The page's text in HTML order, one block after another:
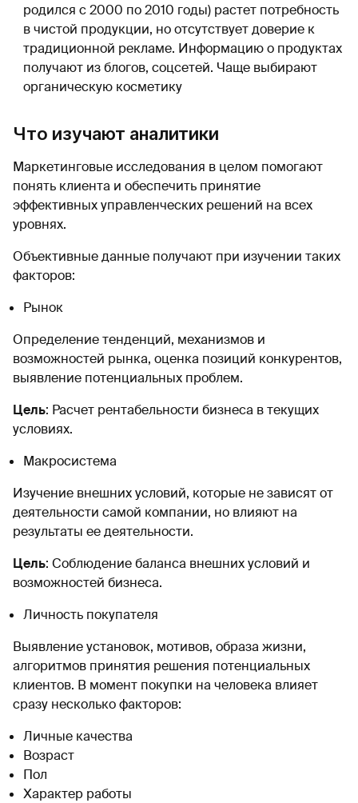
родился с 2000 по 2010 годы) растет потребность
в чистой продукции, но отсутствует доверие к
традиционной рекламе. Информацию о продуктах
получают из блогов, соцсетей. Чаще выбирают
органическую косметику
Что изучают аналитики
Маркетинговые исследования в целом помогают
понять клиента и обеспечить принятие
эффективных управленческих решений на всех
уровнях.
Объективные данные получают при изучении таких
факторов:
Рынок
Определение тенденций, механизмов и
возможностей рынка, оценка позиций конкурентов,
выявление потенциальных проблем.
Цель: Расчет рентабельности бизнеса в текущих
условиях.
Макросистема
Изучение внешних условий, которые не зависят от
деятельности самой компании, но влияют на
результаты ее деятельности.
Цель: Соблюдение баланса внешних условий и
возможностей бизнеса.
Личность покупателя
Выявление установок, мотивов, образа жизни,
алгоритмов принятия решения потенциальных
клиентов. В момент покупки на человека влияет
сразу несколько факторов:
Личные качества
Возраст
Пол
Характер работы